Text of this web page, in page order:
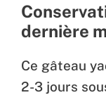
dernière
Ce gâteau
2-3 jours